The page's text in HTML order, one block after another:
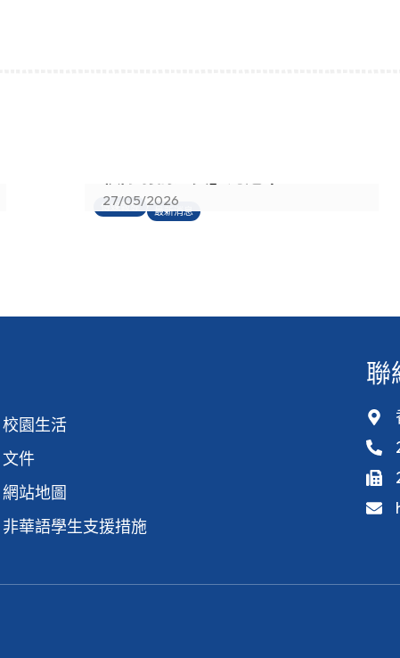
傳媒報導 最新消息
27/05/2026
校園生活
文件
網站地圖
非華語學生支援措施
聯